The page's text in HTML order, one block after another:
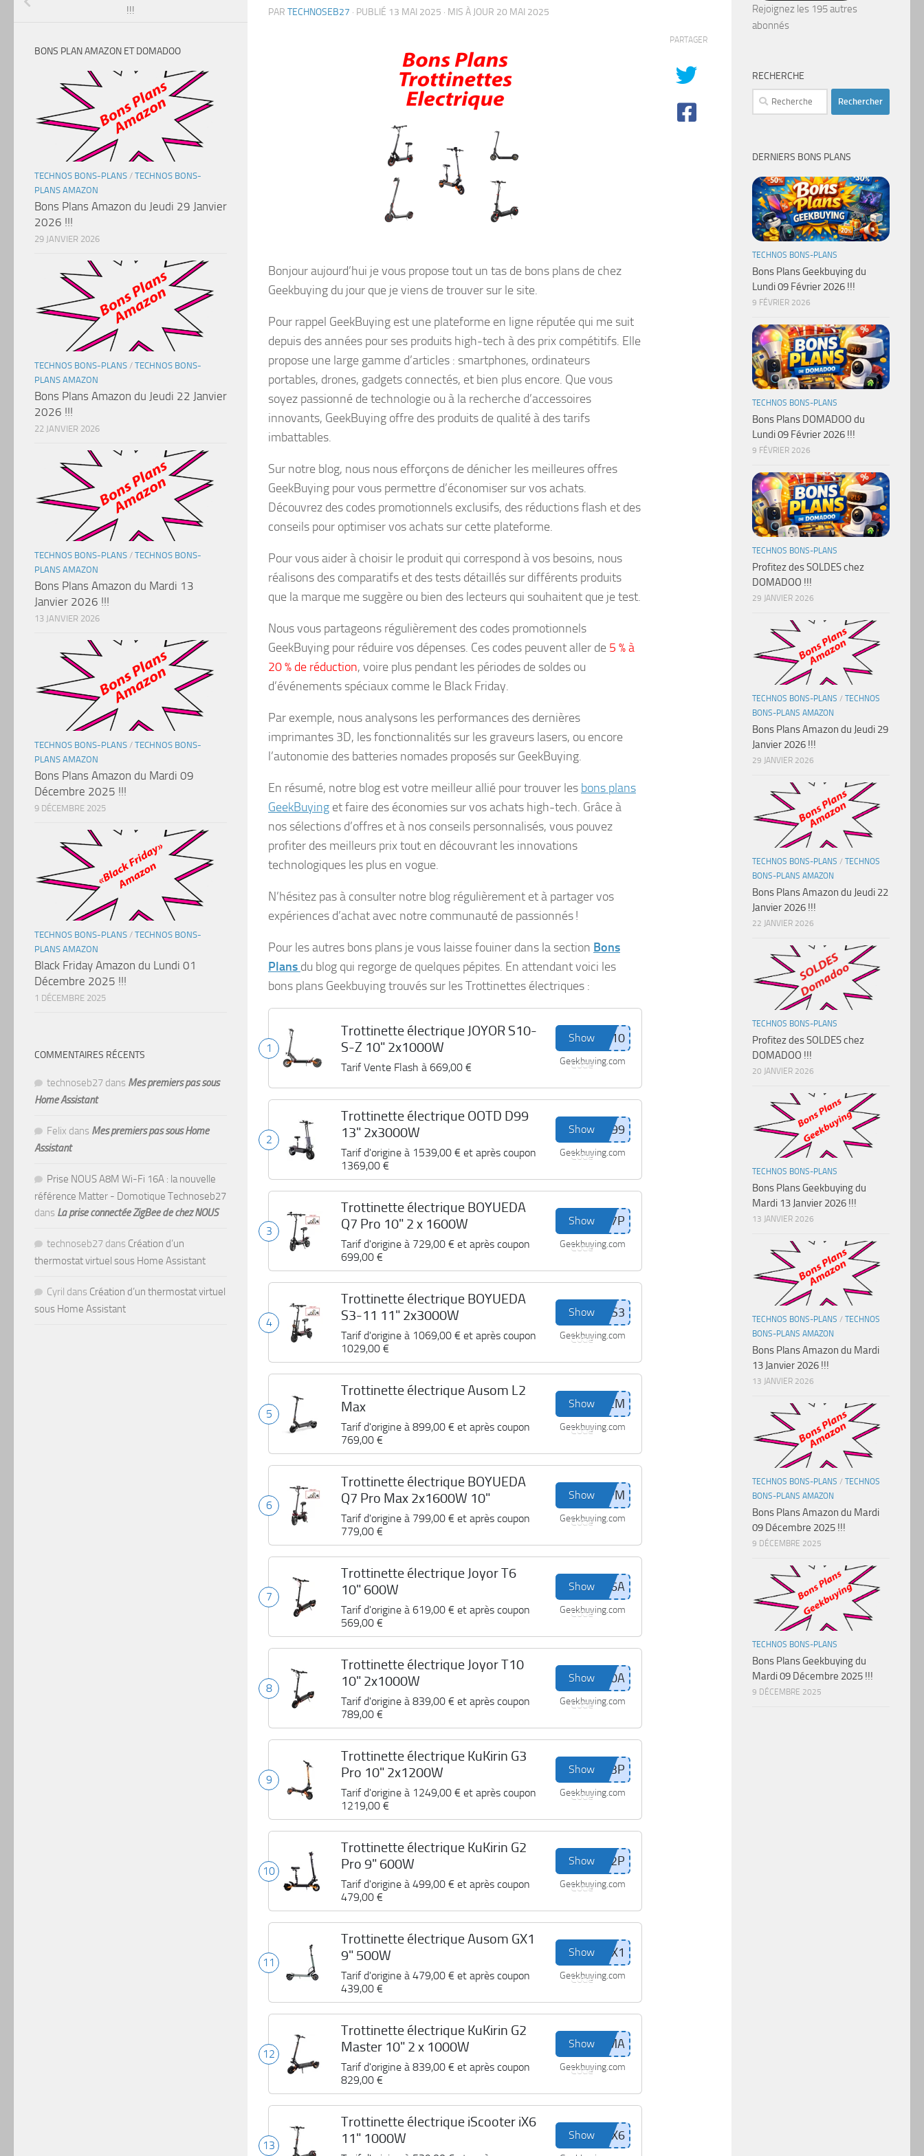
PAR TECHNOSEB27 · PUBLIÉ 13 MAI 2025 · MIS À JOUR 20 MAI 2025
Bonjour aujourd’hui je vous propose tout un tas de bons plans de chez
Geekbuying du jour que je viens de trouver sur le site.
Pour rappel GeekBuying est une plateforme en ligne réputée qui me suit
depuis des années pour ses produits high-tech à des prix compétitifs. Elle
propose une large gamme d’articles : smartphones, ordinateurs
portables, drones, gadgets connectés, et bien plus encore. Que vous
soyez passionné de technologie ou à la recherche d’accessoires
innovants, GeekBuying offre des produits de qualité à des tarifs
imbattables.
Sur notre blog, nous nous efforçons de dénicher les meilleures offres
GeekBuying pour vous permettre d’économiser sur vos achats.
Découvrez des codes promotionnels exclusifs, des réductions flash et des
conseils pour optimiser vos achats sur cette plateforme.
Pour vous aider à choisir le produit qui correspond à vos besoins, nous
réalisons des comparatifs et des tests détaillés sur différents produits
que la marque me suggère ou bien des lecteurs qui souhaitent que je test.
Nous vous partageons régulièrement des codes promotionnels
GeekBuying pour réduire vos dépenses. Ces codes peuvent aller de 5 % à
20 % de réduction, voire plus pendant les périodes de soldes ou
d’événements spéciaux comme le Black Friday.
Par exemple, nous analysons les performances des dernières
imprimantes 3D, les fonctionnalités sur les graveurs lasers, ou encore
l’autonomie des batteries nomades proposés sur GeekBuying.
En résumé, notre blog est votre meilleur allié pour trouver les bons plans
GeekBuying et faire des économies sur vos achats high-tech. Grâce à
nos sélections d’offres et à nos conseils personnalisés, vous pouvez
profiter des meilleurs prix tout en découvrant les innovations
technologiques les plus en vogue.
N’hésitez pas à consulter notre blog régulièrement et à partager vos
expériences d’achat avec notre communauté de passionnés !
Pour les autres bons plans je vous laisse fouiner dans la section Bons
Plans du blog qui regorge de quelques pépites. En attendant voici les
bons plans Geekbuying trouvés sur les Trottinettes électriques :
1
Trottinette électrique JOYOR S10-
S-Z 10" 2x1000W
Tarif Vente Flash à 669,00 €
Show
Code
Geekbuying.com
2
Trottinette électrique OOTD D99
13" 2x3000W
Tarif d'origine à 1539,00 € et après coupon
1369,00 €
Show
Code
Geekbuying.com
3
Trottinette électrique BOYUEDA
Q7 Pro 10" 2 x 1600W
Tarif d'origine à 729,00 € et après coupon
699,00 €
Show
Code
Geekbuying.com
4
Trottinette électrique BOYUEDA
S3-11 11" 2x3000W
Tarif d'origine à 1069,00 € et après coupon
1029,00 €
Show
Code
Geekbuying.com
5
Trottinette électrique Ausom L2
Max
Tarif d'origine à 899,00 € et après coupon
769,00 €
Show
Code
Geekbuying.com
6
Trottinette électrique BOYUEDA
Q7 Pro Max 2x1600W 10"
Tarif d'origine à 799,00 € et après coupon
779,00 €
Show
Code
Geekbuying.com
7
Trottinette électrique Joyor T6
10" 600W
Tarif d'origine à 619,00 € et après coupon
569,00 €
Show
Code
Geekbuying.com
8
Trottinette électrique Joyor T10
10" 2x1000W
Tarif d'origine à 839,00 € et après coupon
789,00 €
Show
Code
Geekbuying.com
9
Trottinette électrique KuKirin G3
Pro 10" 2x1200W
Tarif d'origine à 1249,00 € et après coupon
1219,00 €
Show
Code
Geekbuying.com
10
Trottinette électrique KuKirin G2
Pro 9" 600W
Tarif d'origine à 499,00 € et après coupon
479,00 €
Show
Code
Geekbuying.com
11
Trottinette électrique Ausom GX1
9" 500W
Tarif d'origine à 479,00 € et après coupon
439,00 €
Show
Code
Geekbuying.com
12
Trottinette électrique KuKirin G2
Master 10" 2 x 1000W
Tarif d'origine à 839,00 € et après coupon
829,00 €
Show
Code
Geekbuying.com
13
Trottinette électrique iScooter iX6
11" 1000W
Show
PARTAGER
!!!
BONS PLAN AMAZON ET DOMADOO
TECHNOS BONS-PLANS / TECHNOS BONS-
PLANS AMAZON
Bons Plans Amazon du Jeudi 29 Janvier
2026 !!!
29 JANVIER 2026
TECHNOS BONS-PLANS / TECHNOS BONS-
PLANS AMAZON
Bons Plans Amazon du Jeudi 22 Janvier
2026 !!!
22 JANVIER 2026
TECHNOS BONS-PLANS / TECHNOS BONS-
PLANS AMAZON
Bons Plans Amazon du Mardi 13
Janvier 2026 !!!
13 JANVIER 2026
TECHNOS BONS-PLANS / TECHNOS BONS-
PLANS AMAZON
Bons Plans Amazon du Mardi 09
Décembre 2025 !!!
9 DÉCEMBRE 2025
TECHNOS BONS-PLANS / TECHNOS BONS-
PLANS AMAZON
Black Friday Amazon du Lundi 01
Décembre 2025 !!!
1 DÉCEMBRE 2025
COMMENTAIRES RÉCENTS
technoseb27 dans Mes premiers pas sous
Home Assistant
Felix dans Mes premiers pas sous Home
Assistant
Prise NOUS A8M Wi-Fi 16A : la nouvelle
référence Matter - Domotique Technoseb27
dans La prise connectée ZigBee de chez NOUS
technoseb27 dans Création d’un
thermostat virtuel sous Home Assistant
Cyril dans Création d’un thermostat virtuel
sous Home Assistant
mail
Rejoignez les 195 autres
abonnés
RECHERCHE
Rechercher :
DERNIERS BONS PLANS
TECHNOS BONS-PLANS
Bons Plans Geekbuying du
Lundi 09 Février 2026 !!!
9 FÉVRIER 2026
TECHNOS BONS-PLANS
Bons Plans DOMADOO du
Lundi 09 Février 2026 !!!
9 FÉVRIER 2026
TECHNOS BONS-PLANS
Profitez des SOLDES chez
DOMADOO !!!
29 JANVIER 2026
TECHNOS BONS-PLANS / TECHNOS
BONS-PLANS AMAZON
Bons Plans Amazon du Jeudi 29
Janvier 2026 !!!
29 JANVIER 2026
TECHNOS BONS-PLANS / TECHNOS
BONS-PLANS AMAZON
Bons Plans Amazon du Jeudi 22
Janvier 2026 !!!
22 JANVIER 2026
TECHNOS BONS-PLANS
Profitez des SOLDES chez
DOMADOO !!!
20 JANVIER 2026
TECHNOS BONS-PLANS
Bons Plans Geekbuying du
Mardi 13 Janvier 2026 !!!
13 JANVIER 2026
TECHNOS BONS-PLANS / TECHNOS
BONS-PLANS AMAZON
Bons Plans Amazon du Mardi
13 Janvier 2026 !!!
13 JANVIER 2026
TECHNOS BONS-PLANS / TECHNOS
BONS-PLANS AMAZON
Bons Plans Amazon du Mardi
09 Décembre 2025 !!!
9 DÉCEMBRE 2025
TECHNOS BONS-PLANS
Bons Plans Geekbuying du
Mardi 09 Décembre 2025 !!!
9 DÉCEMBRE 2025